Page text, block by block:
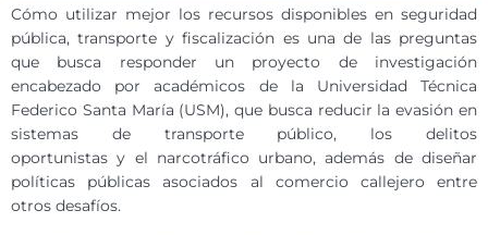
Cómo utilizar mejor los recursos disponibles en seguridad
pública, transporte y fiscalización es una de las preguntas
que busca responder un proyecto de investigación
encabezado por académicos de la Universidad Técnica
Federico Santa María (USM), que busca reducir la evasión en
sistemas de transporte público, los delitos
oportunistas y el narcotráfico urbano, además de diseñar
políticas públicas asociados al comercio callejero entre
otros desafíos.